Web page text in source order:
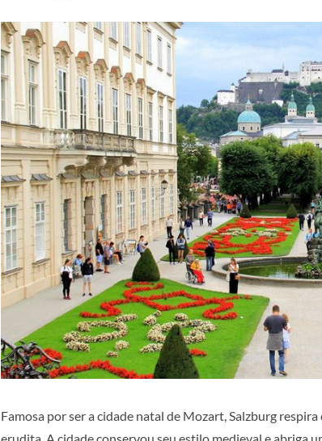
Famosa por ser a cidade natal de Mozart, Salzburg